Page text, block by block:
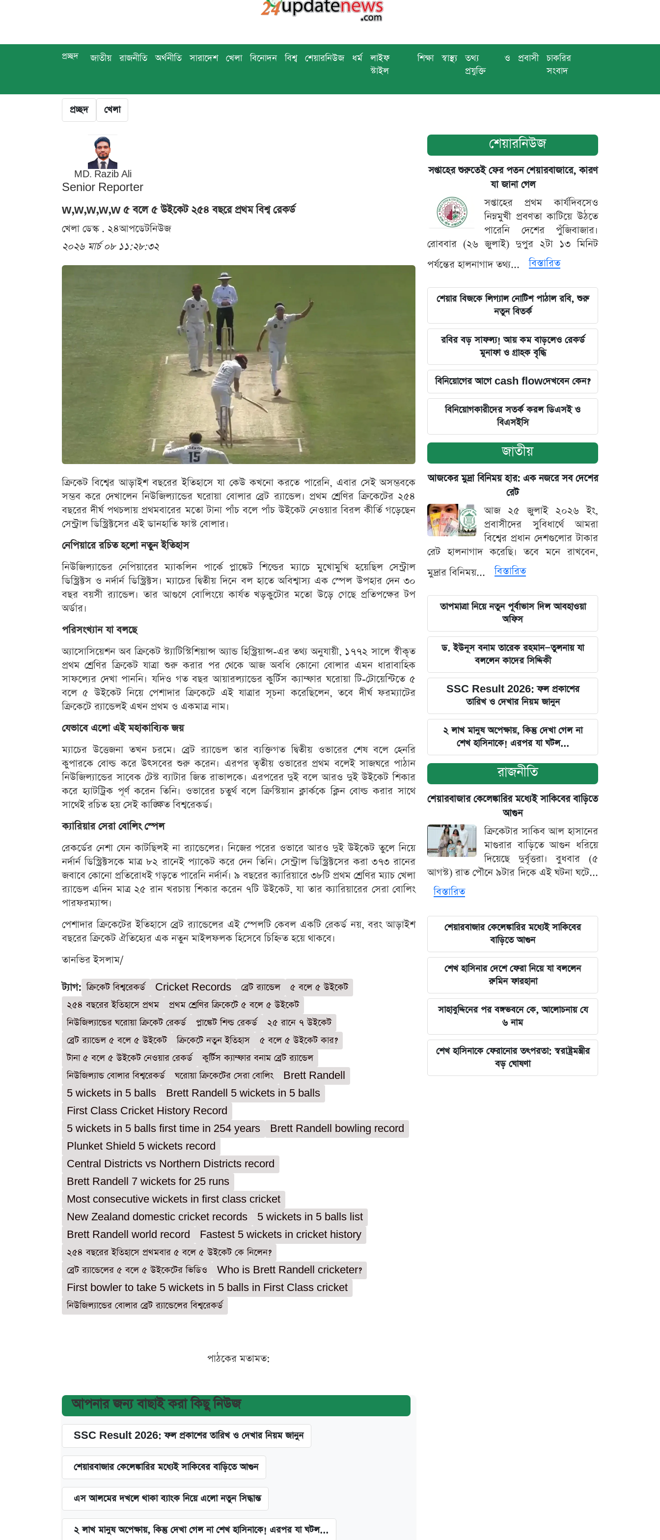
প্রচ্ছদ জাতীয় রাজনীতি অর্থনীতি সারাদেশ খেলা বিনোদন বিশ্ব শেয়ারনিউজ ধর্ম
লাইফ
স্টাইল
শিক্ষা স্বাস্থ্য
তথ্য ও
প্রযুক্তি
প্রবাসী
চাকরির
সংবাদ
প্রচ্ছদ খেলা
MD. Razib Ali
Senior Reporter
w,w,w,w,w ৫ বলে ৫ উইকেট ২৫৪ বছরে প্রথম বিশ্ব রেকর্ড
খেলা ডেস্ক . ২৪আপডেটনিউজ
২০২৬ মার্চ ০৮ ১১:২৮:৩২
ক্রিকেট বিশ্বের আড়াইশ বছরের ইতিহাসে যা কেউ কখনো করতে পারেনি, এবার সেই অসম্ভবকে
সম্ভব করে দেখালেন নিউজিল্যান্ডের ঘরোয়া বোলার ব্রেট র‌্যান্ডেল। প্রথম শ্রেণির ক্রিকেটের ২৫৪
বছরের দীর্ঘ পথচলায় প্রথমবারের মতো টানা পাঁচ বলে পাঁচ উইকেট নেওয়ার বিরল কীর্তি গড়েছেন
সেন্ট্রাল ডিস্ট্রিক্টসের এই ডানহাতি ফাস্ট বোলার।
নেপিয়ারে রচিত হলো নতুন ইতিহাস
নিউজিল্যান্ডের নেপিয়ারের ম্যাকলিন পার্কে প্লাঙ্কেট শিল্ডের ম্যাচে মুখোমুখি হয়েছিল সেন্ট্রাল
ডিস্ট্রিক্টস ও নর্দার্ন ডিস্ট্রিক্টস। ম্যাচের দ্বিতীয় দিনে বল হাতে অবিশ্বাস্য এক স্পেল উপহার দেন ৩০
বছর বয়সী র‌্যান্ডেল। তার আগুণে বোলিংয়ে কার্যত খড়কুটোর মতো উড়ে গেছে প্রতিপক্ষের টপ
অর্ডার।
পরিসংখ্যান যা বলছে
অ্যাসোসিয়েশন অব ক্রিকেট স্ট্যাটিস্টিশিয়ান্স অ্যান্ড হিস্ট্রিয়ান্স-এর তথ্য অনুযায়ী, ১৭৭২ সালে স্বীকৃত
প্রথম শ্রেণির ক্রিকেট যাত্রা শুরু করার পর থেকে আজ অবধি কোনো বোলার এমন ধারাবাহিক
সাফল্যের দেখা পাননি। যদিও গত বছর আয়ারল্যান্ডের কুর্টিস ক্যাম্ফার ঘরোয়া টি-টোয়েন্টিতে ৫
বলে ৫ উইকেট নিয়ে পেশাদার ক্রিকেটে এই যাত্রার সূচনা করেছিলেন, তবে দীর্ঘ ফরম্যাটের
ক্রিকেটে র‌্যান্ডেলই এখন প্রথম ও একমাত্র নাম।
যেভাবে এলো এই মহাকাব্যিক জয়
ম্যাচের উত্তেজনা তখন চরমে। ব্রেট র‌্যান্ডেল তার ব্যক্তিগত দ্বিতীয় ওভারের শেষ বলে হেনরি
কুপারকে বোল্ড করে উৎসবের শুরু করেন। এরপর তৃতীয় ওভারের প্রথম বলেই সাজঘরে পাঠান
নিউজিল্যান্ডের সাবেক টেস্ট ব্যাটার জিত রাভালকে। এরপরের দুই বলে আরও দুই উইকেট শিকার
করে হ্যাটট্রিক পূর্ণ করেন তিনি। ওভারের চতুর্থ বলে ক্রিস্টিয়ান ক্লার্ককে ক্লিন বোল্ড করার সাথে
সাথেই রচিত হয় সেই কাঙ্ক্ষিত বিশ্বরেকর্ড।
ক্যারিয়ার সেরা বোলিং স্পেল
রেকর্ডের নেশা যেন কাটছিলই না র‌্যান্ডেলের। নিজের পরের ওভারে আরও দুই উইকেট তুলে নিয়ে
নর্দার্ন ডিস্ট্রিক্টসকে মাত্র ৮২ রানেই প্যাকেট করে দেন তিনি। সেন্ট্রাল ডিস্ট্রিক্টসের করা ৩৭৩ রানের
জবাবে কোনো প্রতিরোধই গড়তে পারেনি নর্দার্ন। ৯ বছরের ক্যারিয়ারে ৩৮টি প্রথম শ্রেণির ম্যাচ খেলা
র‌্যান্ডেল এদিন মাত্র ২৫ রান খরচায় শিকার করেন ৭টি উইকেট, যা তার ক্যারিয়ারের সেরা বোলিং
পারফরম্যান্স।
পেশাদার ক্রিকেটের ইতিহাসে ব্রেট র‌্যান্ডেলের এই স্পেলটি কেবল একটি রেকর্ড নয়, বরং আড়াইশ
বছরের ক্রিকেট ঐতিহ্যের এক নতুন মাইলফলক হিসেবে চিহ্নিত হয়ে থাকবে।
তানভির ইসলাম/
ট্যাগ: ক্রিকেট বিশ্বরেকর্ড Cricket Records ব্রেট র‌্যান্ডেল
৫ বলে ৫ উইকেট
২৫৪ বছরের ইতিহাসে প্রথম
প্রথম শ্রেণির ক্রিকেটে ৫ বলে ৫ উইকেট
নিউজিল্যান্ডের ঘরোয়া ক্রিকেট রেকর্ড
প্লাঙ্কেট শিল্ড রেকর্ড
২৫ রানে ৭ উইকেট
ব্রেট র‌্যান্ডেল ৫ বলে ৫ উইকেট
ক্রিকেটে নতুন ইতিহাস
৫ বলে ৫ উইকেট কার?
টানা ৫ বলে ৫ উইকেট নেওয়ার রেকর্ড
কুর্টিস ক্যাম্ফার বনাম ব্রেট র‌্যান্ডেল
নিউজিল্যান্ড বোলার বিশ্বরেকর্ড
ঘরোয়া ক্রিকেটের সেরা বোলিং
Brett Randell
5 wickets in 5 balls
Brett Randell 5 wickets in 5 balls
First Class Cricket History Record
5 wickets in 5 balls first time in 254 years
Brett Randell bowling record
Plunket Shield 5 wickets record
Central Districts vs Northern Districts record
Brett Randell 7 wickets for 25 runs
Most consecutive wickets in first class cricket
New Zealand domestic cricket records
5 wickets in 5 balls list
Brett Randell world record
Fastest 5 wickets in cricket history
২৫৪ বছরের ইতিহাসে প্রথমবার ৫ বলে ৫ উইকেট কে নিলেন?
ব্রেট র‌্যান্ডেলের ৫ বলে ৫ উইকেটের ভিডিও
Who is Brett Randell cricketer?
First bowler to take 5 wickets in 5 balls in First Class cricket
নিউজিল্যান্ডের বোলার ব্রেট র‌্যান্ডেলের বিশ্বরেকর্ড
পাঠকের মতামত:
আপনার জন্য বাছাই করা কিছু নিউজ
SSC Result 2026: ফল প্রকাশের তারিখ ও দেখার নিয়ম জানুন
শেয়ারবাজার কেলেঙ্কারির মধ্যেই সাকিবের বাড়িতে আগুন
এস আলমের দখলে থাকা ব্যাংক নিয়ে এলো নতুন সিদ্ধান্ত
২ লাখ মানুষ অপেক্ষায়, কিন্তু দেখা গেল না শেখ হাসিনাকে! এরপর যা ঘটল...
শেয়ারনিউজ
সপ্তাহের শুরুতেই ফের পতন শেয়ারবাজারে, কারণ
যা জানা গেল
সপ্তাহের প্রথম কার্যদিবসেও
নিম্নমুখী প্রবণতা কাটিয়ে উঠতে
পারেনি দেশের পুঁজিবাজার।
রোববার (২৬ জুলাই) দুপুর ২টা ১৩ মিনিট
পর্যন্তের হালনাগাদ তথ্য...
বিস্তারিত
শেয়ার বিজকে লিগ্যাল নোটিশ পাঠাল রবি, শুরু
নতুন বিতর্ক
রবির বড় সাফল্য! আয় কম বাড়লেও রেকর্ড
মুনাফা ও গ্রাহক বৃদ্ধি
বিনিয়োগের আগে cash flowদেখবেন কেন?
বিনিয়োগকারীদের সতর্ক করল ডিএসই ও
বিএসইসি
জাতীয়
আজকের মুদ্রা বিনিময় হার: এক নজরে সব দেশের
রেট
আজ ২৫ জুলাই ২০২৬ ইং,
প্রবাসীদের সুবিধার্থে আমরা
বিশ্বের প্রধান দেশগুলোর টাকার
রেট হালনাগাদ করেছি। তবে মনে রাখবেন,
মুদ্রার বিনিময়...
বিস্তারিত
তাপমাত্রা নিয়ে নতুন পূর্বাভাস দিল আবহাওয়া
অফিস
ড. ইউনূস বনাম তারেক রহমান—তুলনায় যা
বললেন কাদের সিদ্দিকী
SSC Result 2026: ফল প্রকাশের
তারিখ ও দেখার নিয়ম জানুন
২ লাখ মানুষ অপেক্ষায়, কিন্তু দেখা গেল না
শেখ হাসিনাকে! এরপর যা ঘটল...
রাজনীতি
শেয়ারবাজার কেলেঙ্কারির মধ্যেই সাকিবের বাড়িতে
আগুন
ক্রিকেটার সাকিব আল হাসানের
মাগুরার বাড়িতে আগুন ধরিয়ে
দিয়েছে দুর্বৃত্তরা। বুধবার (৫
আগস্ট) রাত পৌনে ৯টার দিকে এই ঘটনা ঘটে...
বিস্তারিত
শেয়ারবাজার কেলেঙ্কারির মধ্যেই সাকিবের
বাড়িতে আগুন
শেখ হাসিনার দেশে ফেরা নিয়ে যা বললেন
রুমিন ফারহানা
সাহাবুদ্দিনের পর বঙ্গভবনে কে, আলোচনায় যে
৬ নাম
শেখ হাসিনাকে ফেরানোর তৎপরতা: স্বরাষ্ট্রমন্ত্রীর
বড় ঘোষণা